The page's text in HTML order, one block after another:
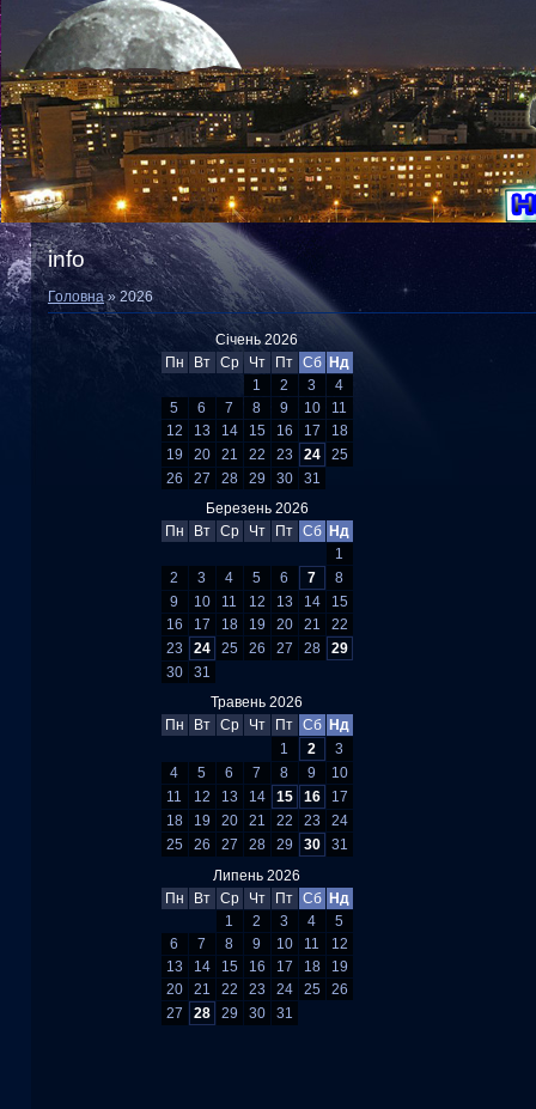
info
Головна»2026
Січень 2026
Пн
Вт Ср Чт Пт Сб Нд
1
2 3
4
5
6 7 8 9 10
11
12
13 14 15 16 17
18
19
20 21 22 23 24
25
26
27 28 29 30
31
Березень 2026
Пн
Вт Ср Чт Пт Сб Нд
1
2
3 4 5 6 7
8
9
10 11 12 13 14
15
16
17 18 19 20 21
22
23
24 25 26 27 28
29
30
31
Травень 2026
Пн
Вт Ср Чт Пт Сб Нд
1
2
3
4
5 6 7 8 9
10
11
12 13 14 15 16
17
18
19 20 21 22 23
24
25
26 27 28 29 30
31
Липень 2026
Пн
Вт Ср Чт Пт Сб Нд
1
2 3 4
5
6
7 8 9 10 11
12
13
14 15 16 17 18
19
20
21 22 23 24 25
26
27
28 29 30 31